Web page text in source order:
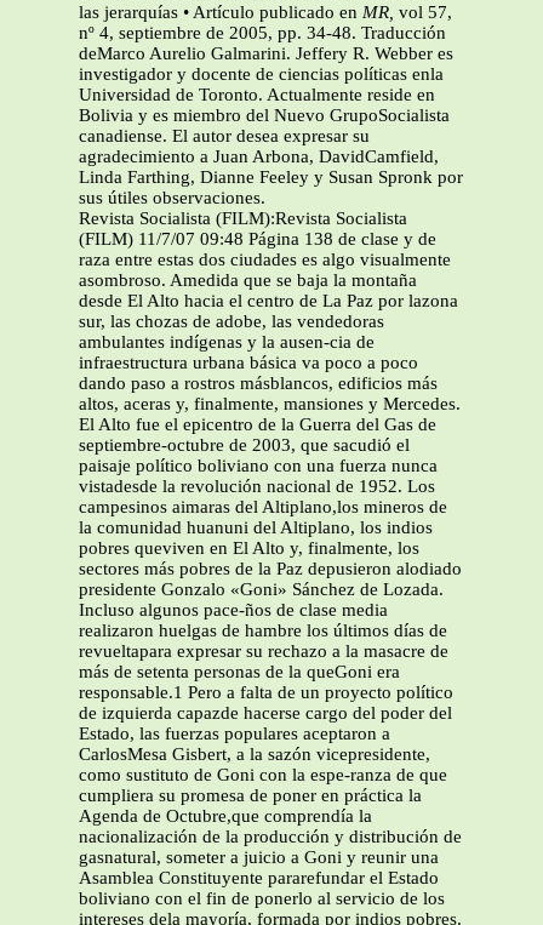
las jerarquías • Artículo publicado en MR, vol 57,
nº 4, septiembre de 2005, pp. 34-48. Traducción
deMarco Aurelio Galmarini. Jeffery R. Webber es
investigador y docente de ciencias políticas enla
Universidad de Toronto. Actualmente reside en
Bolivia y es miembro del Nuevo GrupoSocialista
canadiense. El autor desea expresar su
agradecimiento a Juan Arbona, DavidCamfield,
Linda Farthing, Dianne Feeley y Susan Spronk por
sus útiles observaciones.
Revista Socialista (FILM):Revista Socialista
(FILM) 11/7/07 09:48 Página 138 de clase y de
raza entre estas dos ciudades es algo visualmente
asombroso. Amedida que se baja la montaña
desde El Alto hacia el centro de La Paz por lazona
sur, las chozas de adobe, las vendedoras
ambulantes indígenas y la ausen-cia de
infraestructura urbana básica va poco a poco
dando paso a rostros másblancos, edificios más
altos, aceras y, finalmente, mansiones y Mercedes.
El Alto fue el epicentro de la Guerra del Gas de
septiembre-octubre de 2003, que sacudió el
paisaje político boliviano con una fuerza nunca
vistadesde la revolución nacional de 1952. Los
campesinos aimaras del Altiplano,los mineros de
la comunidad huanuni del Altiplano, los indios
pobres queviven en El Alto y, finalmente, los
sectores más pobres de la Paz depusieron alodiado
presidente Gonzalo «Goni» Sánchez de Lozada.
Incluso algunos pace-ños de clase media
realizaron huelgas de hambre los últimos días de
revueltapara expresar su rechazo a la masacre de
más de setenta personas de la queGoni era
responsable.1 Pero a falta de un proyecto político
de izquierda capazde hacerse cargo del poder del
Estado, las fuerzas populares aceptaron a
CarlosMesa Gisbert, a la sazón vicepresidente,
como sustituto de Goni con la espe-ranza de que
cumpliera su promesa de poner en práctica la
Agenda de Octubre,que comprendía la
nacionalización de la producción y distribución de
gasnatural, someter a juicio a Goni y reunir una
Asamblea Constituyente pararefundar el Estado
boliviano con el fin de ponerlo al servicio de los
intereses dela mayoría, formada por indios pobres.